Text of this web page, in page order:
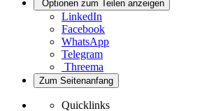
Optionen zum Teilen anzeigen
LinkedIn
Facebook
WhatsApp
Telegram
Threema
Zum Seitenanfang
Quicklinks